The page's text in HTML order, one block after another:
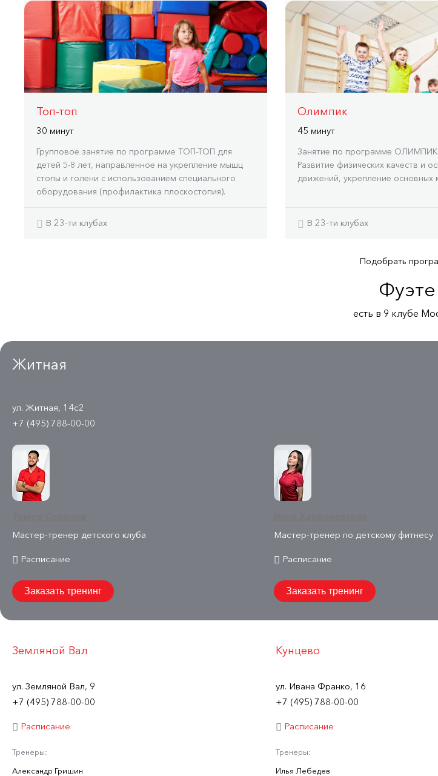
Топ-топ
30 минут
Групповое занятие по программе ТОП-ТОП для
детей 5-8 лет, направленное на укрепление мышц
стопы и голени с использованием специального
оборудования (профилактика плоскостопия).
В 23-ти клубах
Олимпик
45 минут
Занятие по программе ОЛИМПИК
Развитие физических качеств и
движений, укрепление основных
В 23-ти клубах
Подобрать
Фуэте
есть в 9 клубe
Житная
ул. Житная, 14с2
+7 (495) 788-00-00
Мастер-тренер детского клуба
Расписание
Заказать тренинг
Мастер-тренер по детскому фитнесу
Расписание
Заказать тренинг
Земляной Вал
ул. Земляной Вал, 9
+7 (495) 788-00-00
Расписание
Тренеры:
Александр Гришин
Кунцево
ул. Ивана Франко, 16
+7 (495) 788-00-00
Расписание
Тренеры:
Илья Лебедев